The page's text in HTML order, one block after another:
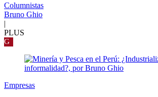
Columnistas
Bruno Ghio
|
PLUS
G
Empresas